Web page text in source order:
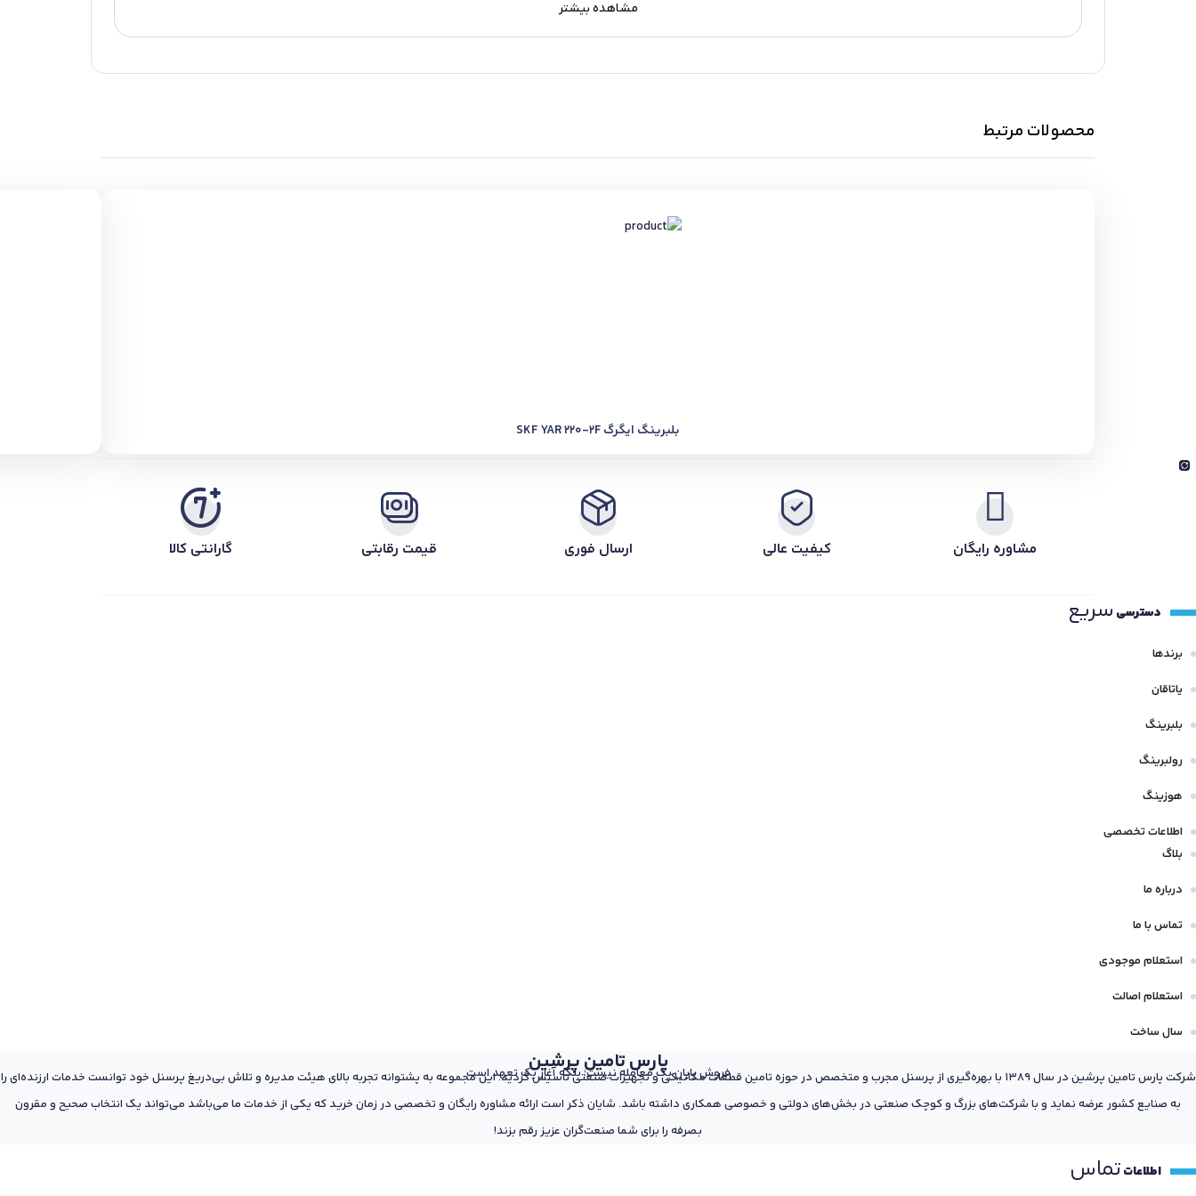
مشاهده بیشتر
محصولات مرتبط
بلبرینگ ایگرگ SKF YAR 220-2F
مشاوره رایگان کیفیت عالی ارسال فوری قیمت رقابتی گارانتی کالا
دسترسی سریع
برندها
یاتاقان
بلبرینگ
رولبرینگ
هوزینگ
اطلاعات تخصصی
بلاگ
درباره ما
تماس با ما
استعلام موجودی
استعلام اصالت
سال ساخت
پارس تامین پرشین
فروش پایان یک معامله نیست؛ بلکه آغاز یک تعهد است
شرکت پارس تامین پرشین در سال 1389 با بهره‌گیری از پرسنل مجرب و متخصص در حوزه تامین قطعات مکانیکی و تجهیزات صنعتی تاسیس گردید. این مجموعه به پشتوانه تجربه بالای هیئت مدیره و تلاش بی‌دریغ پرسنل خود توانست خدمات ارزنده‌ای را
به صنایع کشور عرضه نماید و با شرکت‌های بزرگ و کوچک صنعتی در بخش‌های دولتی و خصوصی همکاری داشته باشد. شایان ذکر است ارائه مشاوره رایگان و تخصصی در زمان خرید که یکی از خدمات ما می‌باشد می‌تواند یک انتخاب صحیح و مقرون
بصرفه را برای شما صنعت‌گران عزیز رقم بزند!
اطلاعاتتماس